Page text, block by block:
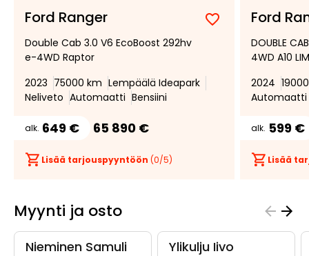
Ford Ranger
Lisää
suosikiksi
Poista
suosikeista
Double Cab 3.0 V6 EcoBoost 292hv
e-4WD Raptor
2023 75000 km Lempäälä Ideapark
Neliveto Automaatti Bensiini
alk. 649 € 65 890 €
Lisää tarjouspyyntöön (0/5)
Ford
DOUBLE
4WD A10
2024
Automaatti
alk. 599 €
Lisää
Myynti ja osto
Nieminen Samuli Ylikulju Iivo